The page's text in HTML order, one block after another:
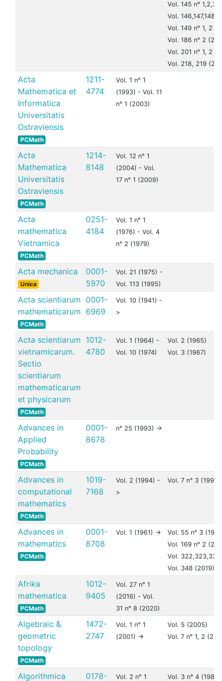
Vol. 145 n°
Vol. 146,147,148
Vol. 149 n° 1, 2
Vol. 186 n° 2
Vol. 201 n° 1, 2
Vol. 218, 219
Acta
Mathematica et
Informatica
Universitatis
Ostraviensis
PCMath
1211-
4774
Vol. 1 n° 1
(1993) - Vol. 11
n° 1 (2003)
Acta
Mathematica
Universitatis
Ostraviensis
PCMath
1214-
8148
Vol. 12 n° 1
(2004) - Vol.
17 n° 1 (2009)
Acta
mathematica
Vietnamica
PCMath
0251-
4184
Vol. 1 n° 1
(1976) - Vol. 4
n° 2 (1979)
Acta mechanica
Unica
0001-
5970
Vol. 21 (1975) -
Vol. 113 (1995)
Acta scientiarum
mathematicarum
PCMath
0001-
6969
Vol. 10 (1941) -
>
Acta scientiarum
vietnamicarum.
Sectio
scientiarum
mathematicarum
et physicarum
PCMath
1012-
4780
Vol. 1 (1964) -
Vol. 10 (1974)
Vol. 2 (1965)
Vol. 3 (1967)
Advances in
Applied
Probability
PCMath
0001-
8678
n° 25 (1993) ->
Advances in
computational
mathematics
PCMath
1019-
7168
Vol. 2 (1994) -
>
Vol. 7 n° 3 (1997)
Advances in
mathematics
PCMath
0001-
8708
Vol. 1 (1961) ->
Vol. 55 n° 3
Vol. 169 n° 2
Vol. 322,323,324
Vol. 348 (2019)
Afrika
mathematica
PCMath
1012-
9405
Vol. 27 n° 1
(2016) - Vol.
31 n° 8 (2020)
Algebraic &
geometric
topology
PCMath
1472-
2747
Vol. 1 n° 1
(2001) ->
Vol. 5 (2005)
Vol. 7 n° 1, 2
Algorithmica 0178- Vol. 2 n° 1 Vol. 3 n° 4 (1988)